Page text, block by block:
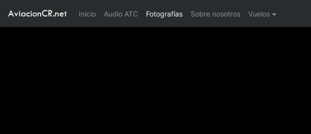
AviacionCR.net Inicio(current)
Audio ATC Fotografías Sobre nosotros Vuelos